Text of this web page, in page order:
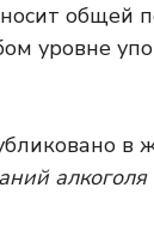
общей
уровне
в
алкоголя